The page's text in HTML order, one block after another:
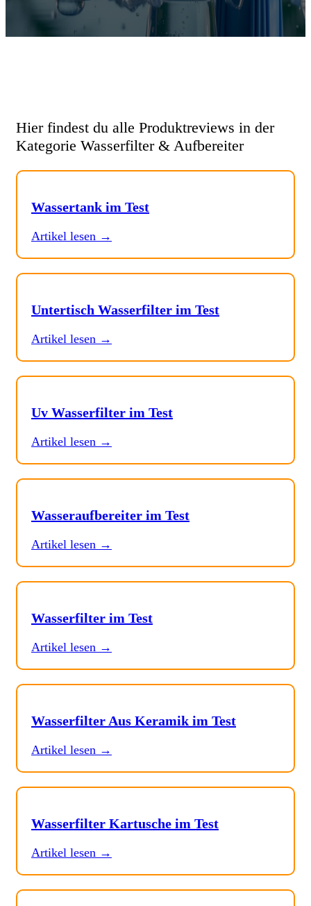
Hier findest du alle Produktreviews in der
Kategorie Wasserfilter & Aufbereiter
Wassertank im Test
Artikel lesen →
Untertisch Wasserfilter im Test
Artikel lesen →
Uv Wasserfilter im Test
Artikel lesen →
Wasseraufbereiter im Test
Artikel lesen →
Wasserfilter im Test
Artikel lesen →
Wasserfilter Aus Keramik im Test
Artikel lesen →
Wasserfilter Kartusche im Test
Artikel lesen →